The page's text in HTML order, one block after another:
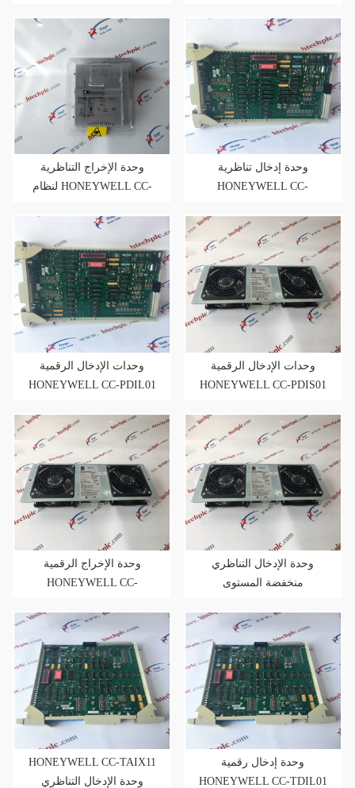
وحدة الإخراج التناظرية
لنظام HONEYWELL CC-
وحدة إدخال تناظرية
HONEYWELL CC-
واحدة
وحدات الإدخال الرقمية
HONEYWELL CC-PDIL01
وحدات الإدخال الرقمية
HONEYWELL CC-PDIS01
وحدة الإخراج الرقمية
HONEYWELL CC-
وحدة الإدخال التناظري
منخفضة المستوى
HONEYWELL CC-TAIX11
وحدة الإدخال التناظري
وحدة إدخال رقمية
HONEYWELL CC-TDIL01